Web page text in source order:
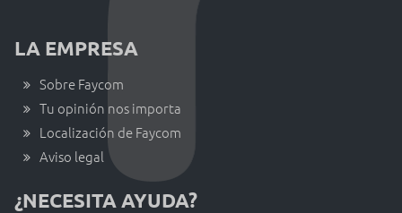
LA EMPRESA
Sobre Faycom
Tu opinión nos importa
Localización de Faycom
Aviso legal
¿NECESITA AYUDA?